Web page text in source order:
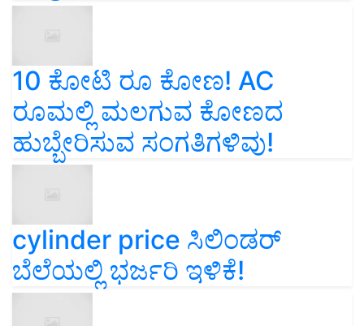
10 ಕೋಟಿ ರೂ ಕೋಣ! AC
ರೂಮಲ್ಲಿ ಮಲಗುವ ಕೋಣದ
ಹುಬ್ಬೇರಿಸುವ ಸಂಗತಿಗಳಿವು!
cylinder price ಸಿಲಿಂಡರ್‌
ಬೆಲೆಯಲ್ಲಿ ಭರ್ಜರಿ ಇಳಿಕೆ!